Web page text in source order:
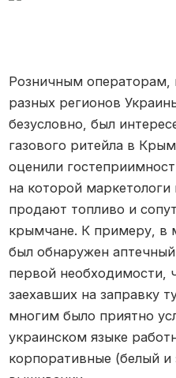
Розничным
разных регионов
безусловно, был
газового ритейла в
оценили
на которой
продают топливо и
крымчане. К примеру, в
был обнаружен
первой необходимости,
заехавших на заправку
многим было приятно
украинском языке
корпоративные (белый и